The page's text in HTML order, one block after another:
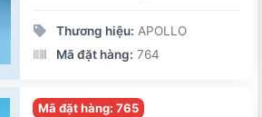
Thương hiệu: APOLLO
Mã đặt hàng: 764
Mã đặt hàng: 765